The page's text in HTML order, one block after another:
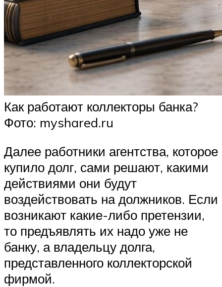
Как работают коллекторы банка?
Фото: myshared.ru
Далее работники агентства, которое
купило долг, сами решают, какими
действиями они будут
воздействовать на должников. Если
возникают какие-либо претензии,
то предъявлять их надо уже не
банку, а владельцу долга,
представленного коллекторской
фирмой.